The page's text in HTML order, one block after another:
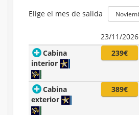
Elige el mes de salida
23/11/2026
Cabina
interior
239€
Cabina
exterior
389€